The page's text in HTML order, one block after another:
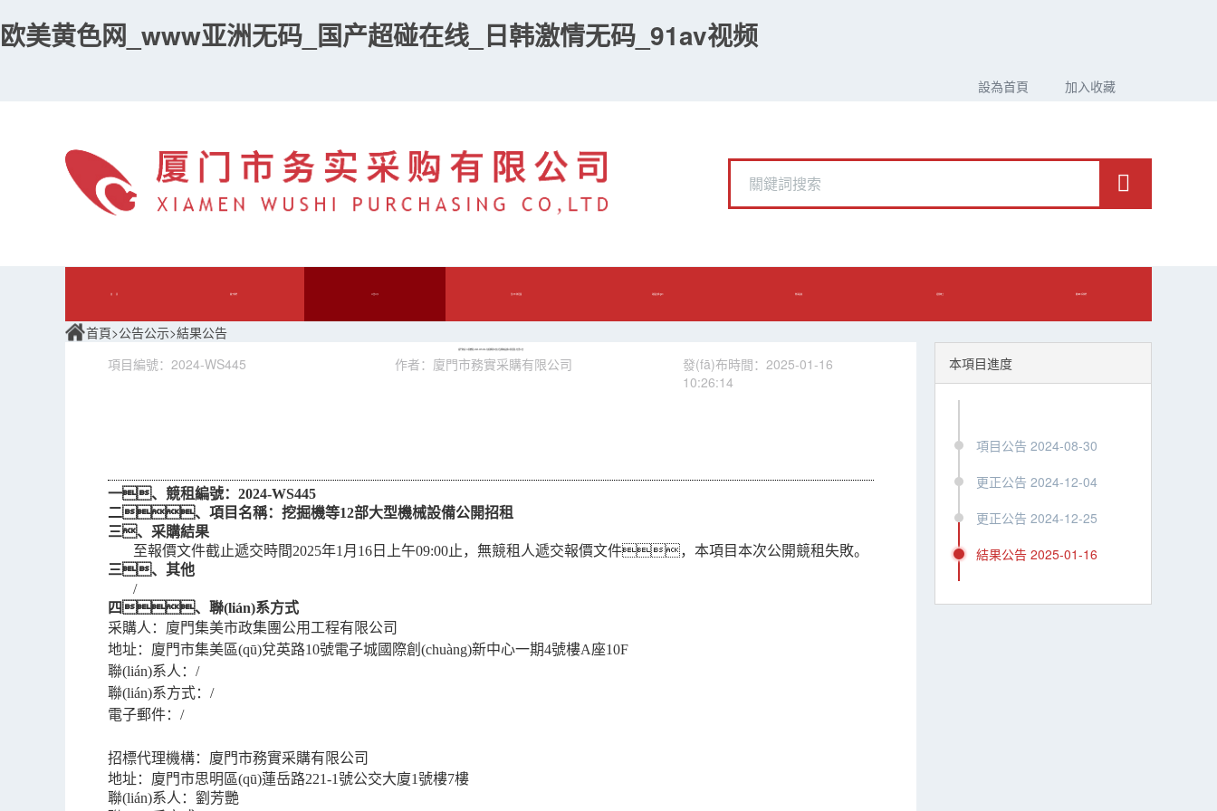
欧美黄色网_www亚洲无码_国产超碰在线_日韩激情无码_91av视频
設為首頁 加入收藏
首 頁 關于我們 公告公示 業(yè)務范圍 政策法規(guī) 辦事指南 招賢納士 聯(lián)系我們
首頁>公告公示>結果公告
本項目進度
項目公告 2024-08-30
更正公告 2024-12-04
更正公告 2024-12-25
結果公告 2025-01-16
廈門務實-公開競租-2024-WS445-挖掘機等12部大型機械設備公開招租-結果公告
項目編號：2024-WS445 作者：廈門市務實采購有限公司
發(fā)布時間：2025-01-16
10:26:14
一、 競租編號： 2024-WS445
二、 項目名稱： 挖掘機等12部大型機械設備公開招租
三、采購結果
至報價文件截止遞交時間2025年1月16日上午09:00止，無競租人遞交報價文件，本項目本次公開競租失敗。
三、其他
/
四、聯(lián)系方式
采購人：廈門集美市政集團公用工程有限公司
地址：廈門市集美區(qū)兌英路10號電子城國際創(chuàng)新中心一期4號樓A座10F
聯(lián)系人： /
聯(lián)系方式： /
電子郵件： /
招標代理機構：廈門市務實采購有限公司
地址：廈門市思明區(qū)蓮岳路221-1號公交大廈1號樓7樓
聯(lián)系人：劉芳艷